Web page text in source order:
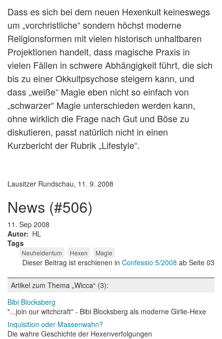
Dass es sich bei dem neuen Hexenkult keineswegs
um „vorchristliche“ sondern höchst moderne
Religionsformen mit vielen historisch unhaltbaren
Projektionen handelt, dass magische Praxis in
vielen Fällen in schwere Abhängigkeit führt, die sich
bis zu einer Okkultpsychose steigern kann, und
dass „weiße“ Magie eben nicht so einfach von
„schwarzer“ Magie unterschieden werden kann,
ohne wirklich die Frage nach Gut und Böse zu
diskutieren, passt natürlich nicht in einen
Kurzbericht der Rubrik „Lifestyle“.
Lausitzer Rundschau, 11. 9. 2008
news (#506)
11. Sep 2008
Autor
HL
Tags
Neuheidentum Hexen Magie
Dieser Beitrag ist erschienen in Confessio 5/2008 ab Seite 03
Artikel zum Thema „Wicca“ (3):
Bibi Blocksberg
"...join our witchcraft" - Bibi Blocksberg als moderne Girlie-Hexe
Inquisition oder Massenwahn?
Die wahre Geschichte der Hexenverfolgungen